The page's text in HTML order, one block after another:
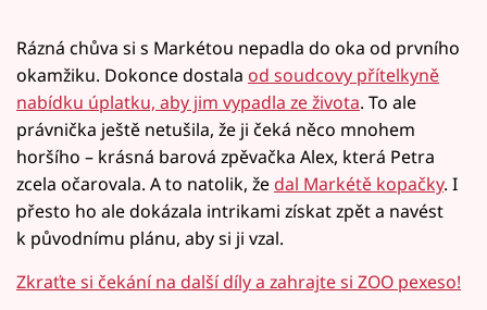
Rázná chůva si s Markétou nepadla do oka od prvního
okamžiku. Dokonce dostala od soudcovy přítelkyně
nabídku úplatku, aby jim vypadla ze života. To ale
právnička ještě netušila, že ji čeká něco mnohem
horšího – krásná barová zpěvačka Alex, která Petra
zcela očarovala. A to natolik, že dal Markétě kopačky. I
přesto ho ale dokázala intrikami získat zpět a navést
k původnímu plánu, aby si ji vzal.
Zkraťte si čekání na další díly a zahrajte si ZOO pexeso!